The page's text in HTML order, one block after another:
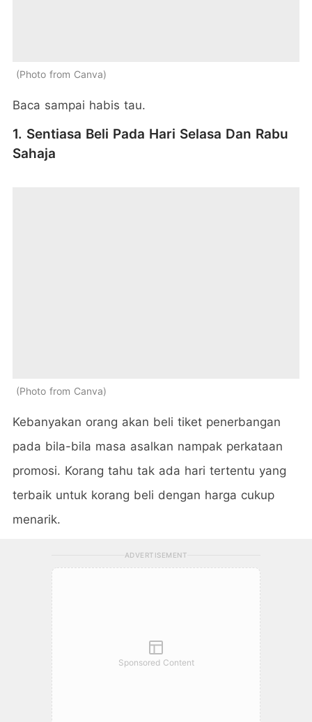
Photo from Canva
Baca sampai habis tau.
1. Sentiasa Beli Pada Hari Selasa Dan Rabu
Sahaja
Photo from Canva
Kebanyakan orang akan beli tiket penerbangan
pada bila-bila masa asalkan nampak perkataan
promosi. Korang tahu tak ada hari tertentu yang
terbaik untuk korang beli dengan harga cukup
menarik.
ADVERTISEMENT
Sponsored Content